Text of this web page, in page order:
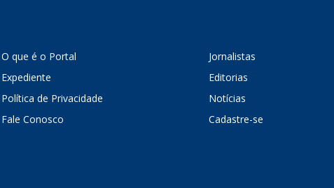
O que é o Portal
Expediente
Política de Privacidade
Fale Conosco
Jornalistas
Editorias
Notícias
Cadastre-se